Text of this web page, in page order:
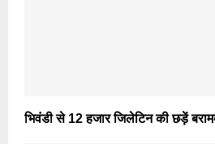
भिवंडी से 12 हजार जिलेटिन की छड़ें